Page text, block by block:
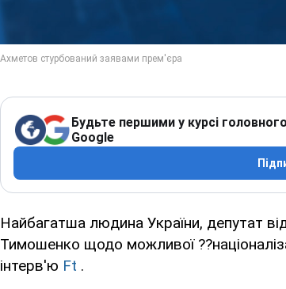
Будьте першими у курсі
Google
Найбагатша людина України, депутат
Тимошенко щодо можливої
інтерв'ю Ft .